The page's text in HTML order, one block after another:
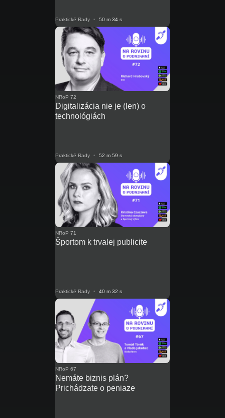
Praktické Rady • 50 m 34 s
NRoP 72
Digitalizácia nie je (len) o
technológiách
Praktické Rady • 52 m 59 s
NRoP 71
Športom k trvalej publicite
Praktické Rady • 40 m 32 s
NRoP 67
Nemáte biznis plán?
Prichádzate o peniaze